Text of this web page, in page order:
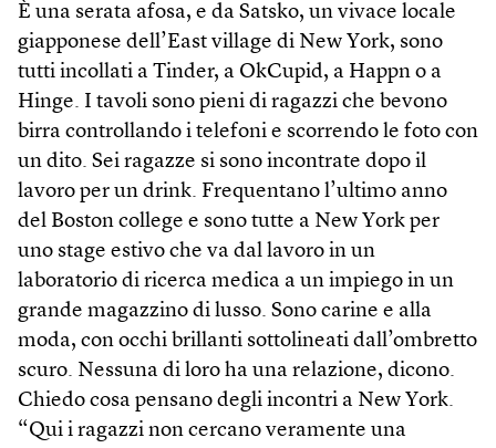
È una serata afosa, e da Satsko, un vivace locale
giapponese dell’East village di New York, sono
tutti incollati a Tinder, a OkCupid, a Happn o a
Hinge. I tavoli sono pieni di ragazzi che bevono
birra controllando i telefoni e scorrendo le foto con
un dito. Sei ragazze si sono incontrate dopo il
lavoro per un drink. Frequentano l’ultimo anno
del Boston college e sono tutte a New York per
uno stage estivo che va dal lavoro in un
laboratorio di ricerca medica a un impiego in un
grande magazzino di lusso. Sono carine e alla
moda, con occhi brillanti sottolineati dall’ombretto
scuro. Nessuna di loro ha una relazione, dicono.
Chiedo cosa pensano degli incontri a New York.
“Qui i ragazzi non cercano veramente una